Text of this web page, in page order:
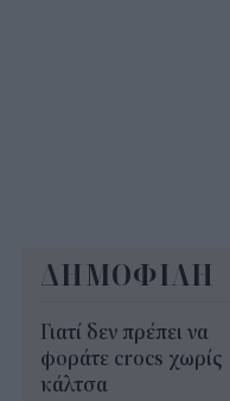
ΔΗΜΟΦΙΛΗ
Γιατί δεν πρέπει να
φοράτε crocs χωρίς
κάλτσα